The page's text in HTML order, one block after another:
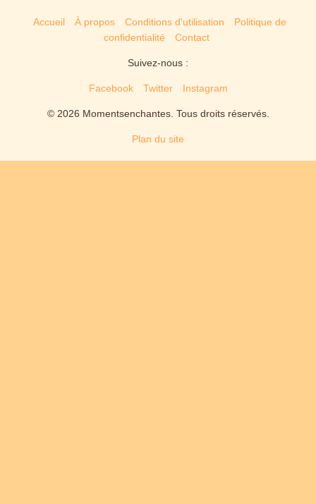
Accueil À propos Conditions d'utilisation
Politique de
confidentialité
Contact
Suivez-nous :
Facebook Twitter Instagram
© 2026 Momentsenchantes. Tous droits réservés.
Plan du site